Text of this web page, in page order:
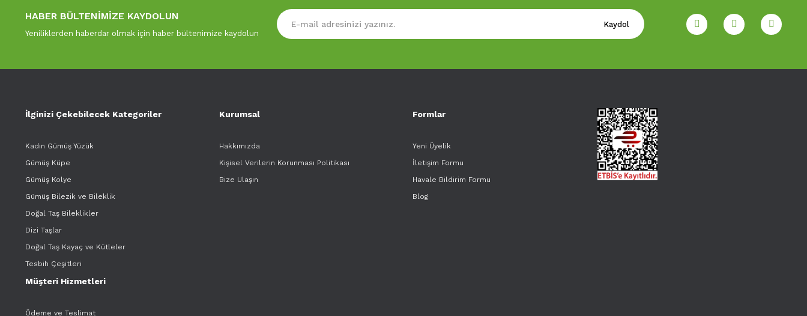
HABER BÜLTENİMİZE KAYDOLUN
Yeniliklerden haberdar olmak için haber bültenimize kaydolun
Kaydol
İlginizi Çekebilecek Kategoriler
Kadın Gümüş Yüzük
Gümüş Küpe
Gümüş Kolye
Gümüş Bilezik ve Bileklik
Doğal Taş Bileklikler
Dizi Taşlar
Doğal Taş Kayaç ve Kütleler
Tesbih Çeşitleri
Kurumsal
Hakkımızda
Kişisel Verilerin Korunması Politikası
Bize Ulaşın
Formlar
Yeni Üyelik
İletişim Formu
Havale Bildirim Formu
Blog
Müşteri Hizmetleri
Ödeme ve Teslimat